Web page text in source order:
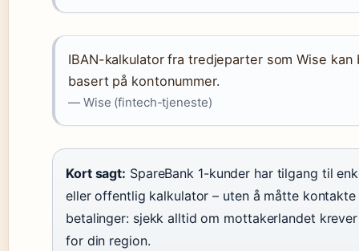
IBAN-kalkulator fra tredjeparter som Wise
basert på kontonummer.
— Wise (fintech-tjeneste)
Kort sagt: SpareBank 1-kunder har tilgang til
eller offentlig kalkulator – uten å måtte kontakte
betalinger: sjekk alltid om mottakerlandet
for din region.